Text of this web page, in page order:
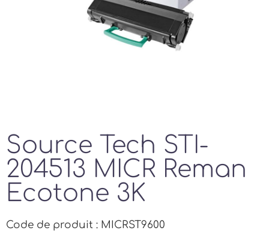
Source Tech STI-
204513 MICR Reman
Ecotone 3K
Code de produit : MICRST9600